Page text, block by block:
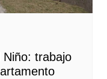
trabajo